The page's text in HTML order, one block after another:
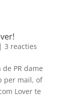
3 reacties
PR dame
per mail, of
Lover te